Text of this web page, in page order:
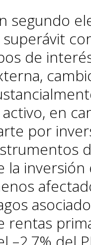
segundo
superávit
de
activo, en
por
la
rentas